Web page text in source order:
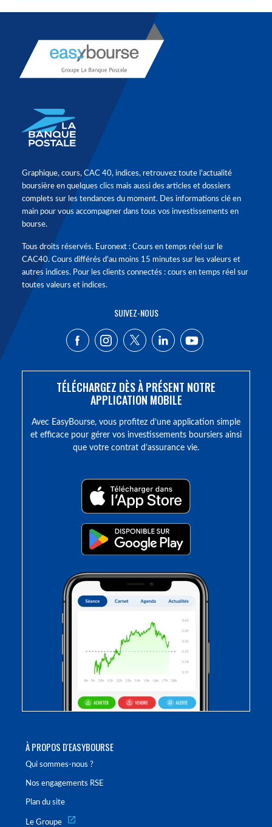
À PROPOS D'EASYBOURSE
Qui sommes-nous ?
Nos engagements RSE
Plan du site
Le Groupe
Graphique, cours, CAC 40, indices, retrouvez toute l'actualité
boursière en quelques clics mais aussi des articles et dossiers
complets sur les tendances du moment. Des informations clé en
main pour vous accompagner dans tous vos investissements en
bourse.
Tous droits réservés. Euronext : Cours en temps réel sur le
CAC40. Cours différés d'au moins 15 minutes sur les valeurs et
autres indices. Pour les clients connectés : cours en temps réel sur
toutes valeurs et indices.
SUIVEZ-NOUS
TÉLÉCHARGEZ DÈS À PRÉSENT NOTRE
APPLICATION MOBILE
Avec EasyBourse, vous profitez d’une application simple
et efficace pour gérer vos investissements boursiers ainsi
que votre contrat d’assurance vie.